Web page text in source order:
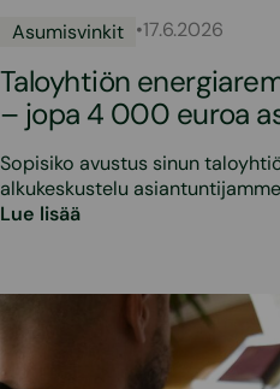
Asumisvinkit •17.6.2026
Taloyhtiön
– jopa 4 000 euroa
Sopisiko avustus sinun
alkukeskustelu
Lue lisää